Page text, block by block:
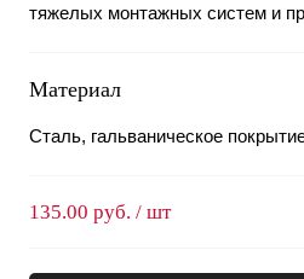
тяжелых монтажных систем и
Материал
Сталь, гальваническое
135.00 руб. / шт